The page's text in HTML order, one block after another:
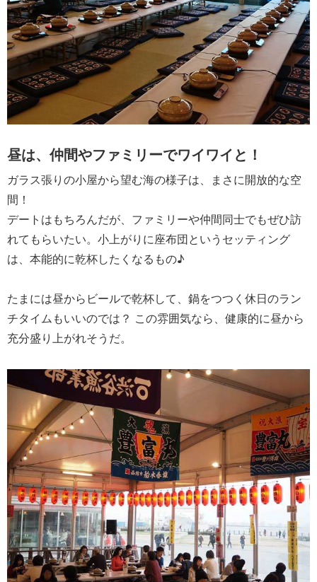
昼は、仲間やファミリーでワイワイと！
ガラス張りの小屋から望む海の様子は、まさに開放的な空
間！
デートはもちろんだが、ファミリーや仲間同士でもぜひ訪
れてもらいたい。小上がりに座布団というセッティング
は、本能的に乾杯したくなるもの♪
たまには昼からビールで乾杯して、鍋をつつく休日のラン
チタイムもいいのでは？ この雰囲気なら、健康的に昼から
充分盛り上がれそうだ。